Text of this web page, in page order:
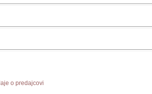
o predajcovi